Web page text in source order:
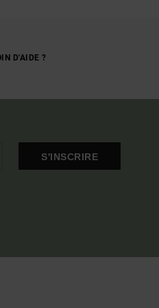
D'AIDE ?
S'INSCRIRE